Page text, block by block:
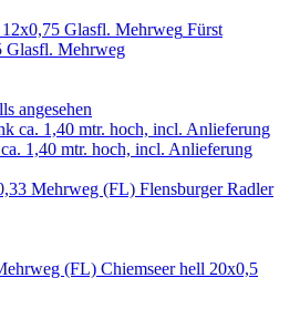
Fürst
Glasfl. Mehrweg
angesehen
1,40 mtr. hoch, incl. Anlieferung
Flensburger Radler
Chiemseer hell 20x0,5